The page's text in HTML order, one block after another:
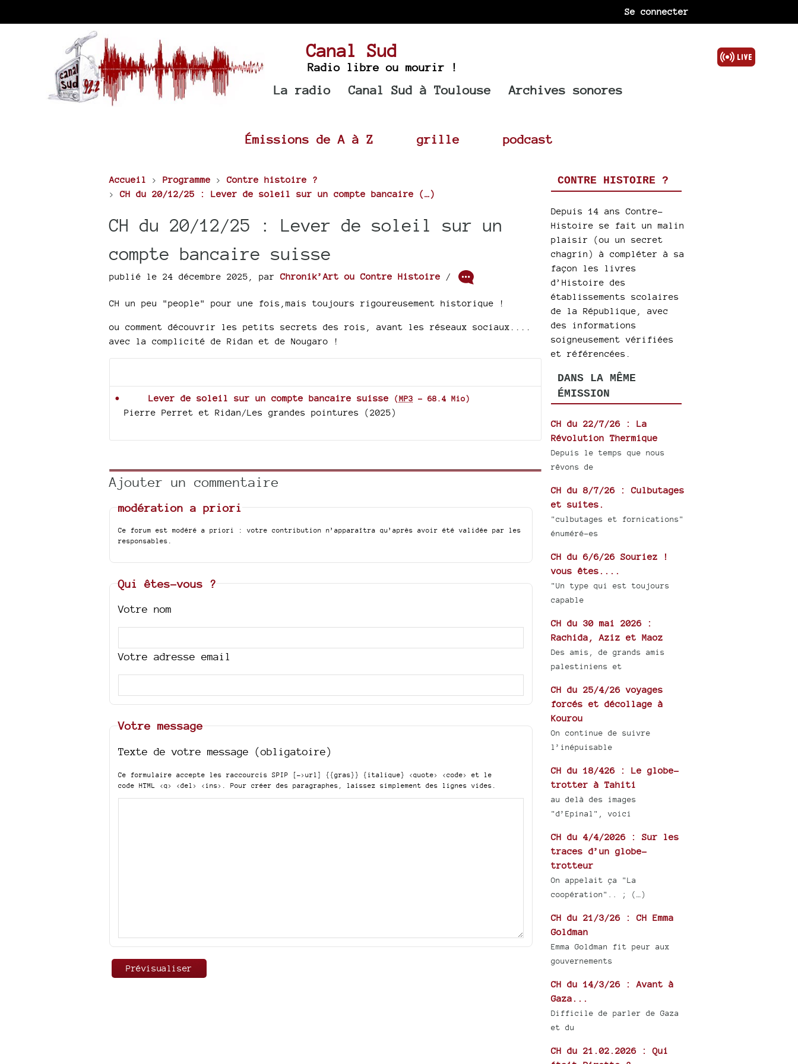
Se connecter
Canal Sud
Radio libre ou mourir !
La radio Canal Sud à Toulouse Archives sonores
Émissions de A à Z grille podcast
Accueil > Programme >Contre histoire ?
>CH du 20/12/25 : Lever de soleil sur un compte bancaire (…)
CH du 20/12/25 : Lever de soleil sur un
compte bancaire suisse
publié le 24 décembre 2025 parChronik’Art ou Contre Histoire /
CH un peu "people" pour une fois,mais toujours rigoureusement historique !
ou comment découvrir les petits secrets des rois, avant les réseaux sociaux....
avec la complicité de Ridan et de Nougaro !
Lever de soleil sur un compte bancaire suisse (MP3 - 68.4 Mio)
Pierre Perret et Ridan/Les grandes pointures (2025)
Ajouter un commentaire
modération a priori
Ce forum est modéré a priori : votre contribution n’apparaîtra qu’après avoir été validée par les
responsables.
Qui êtes-vous ?
Votre nom
Votre adresse email
Votre message
Texte de votre message (obligatoire)
Ce formulaire accepte les raccourcis SPIP [->url] {{gras}} {italique} <quote> <code>
et le
code HTML <q> <del> <ins> . Pour créer des paragraphes, laissez simplement des lignes vides.
CONTRE HISTOIRE ?
Depuis 14 ans Contre-
Histoire se fait un malin
plaisir (ou un secret
chagrin) à compléter à sa
façon les livres
d’Histoire des
établissements scolaires
de la République, avec
des informations
soigneusement vérifiées
et référencées.
DANS LA MÊME
ÉMISSION
CH du 22/7/26 : La
Révolution Thermique
Depuis le temps que nous
rêvons de
CH du 8/7/26 : Culbutages
et suites.
"culbutages et fornications"
énuméré-es
CH du 6/6/26 Souriez !
vous êtes....
"Un type qui est toujours
capable
CH du 30 mai 2026 :
Rachida, Aziz et Maoz
Des amis, de grands amis
palestiniens et
CH du 25/4/26 voyages
forcés et décollage à
Kourou
On continue de suivre
l’inépuisable
CH du 18/426 : Le globe-
trotter à Tahiti
au delà des images
"d’Epinal", voici
CH du 4/4/2026 : Sur les
traces d’un globe-
trotteur
On appelait ça "La
coopération".. ; (…)
CH du 21/3/26 : CH Emma
Goldman
Emma Goldman fit peur aux
gouvernements
CH du 14/3/26 : Avant à
Gaza...
Difficile de parler de Gaza
et du
CH du 21.02.2026 : Qui